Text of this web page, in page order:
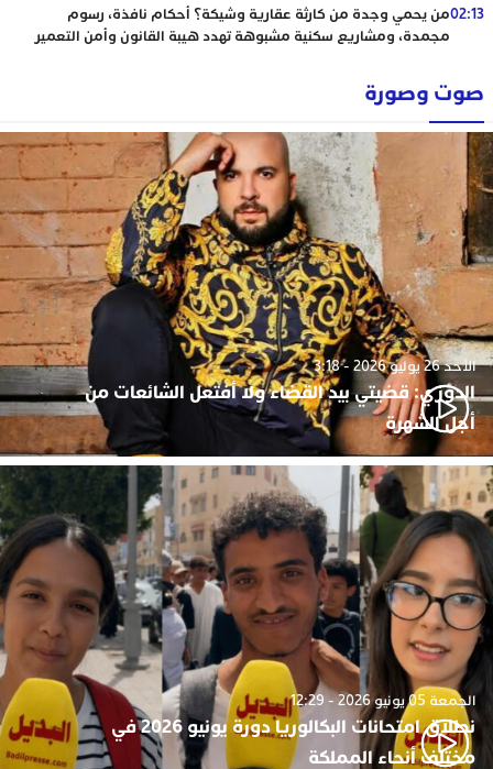
02:13من يحمي وجدة من كارثة عقارية وشيكة؟ أحكام نافذة، رسوم
مجمدة، ومشاريع سكنية مشبوهة تهدد هيبة القانون وأمن التعمير
صوت وصورة
الأحد 26 يوليو 2026 - 3:18
الدوزي: قضيتي بيد القضاء ولا أفتعل الشائعات من
أجل الشهرة
الجمعة 05 يونيو 2026 - 12:29
نطلاق امتحانات البكالوريا دورة يونيو 2026 في
مختلف أنحاء المملكة